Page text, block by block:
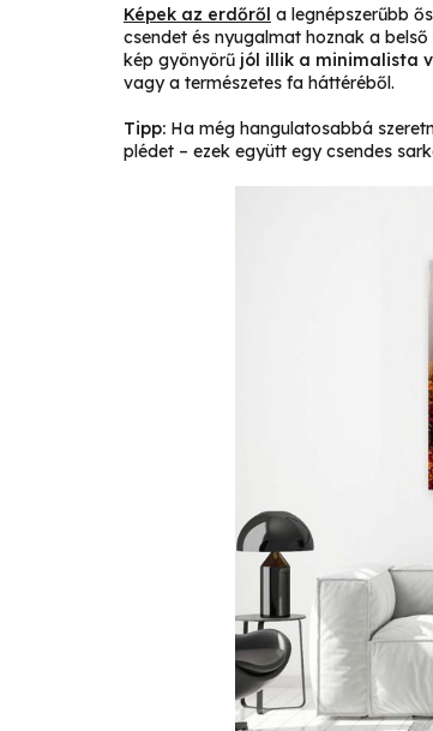
Képek az erdőről a legnépszerűbb
csendet és nyugalmat hoznak a
kép gyönyörű jól illik a minimalista
vagy a természetes fa háttéréből.
Tipp: Ha még hangulatosabbá
plédet – ezek együtt egy csendes